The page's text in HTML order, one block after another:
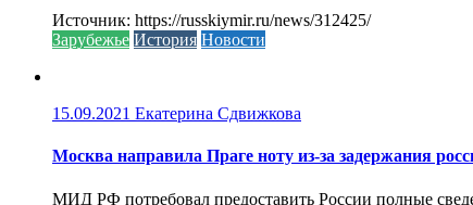
Источник: https://russkiymir.ru/news/312425/
Зарубежье История Новости
15.09.2021 Екатерина Сдвижкова
Москва направила Праге ноту из-за задержания
МИД РФ потребовал предоставить России полные